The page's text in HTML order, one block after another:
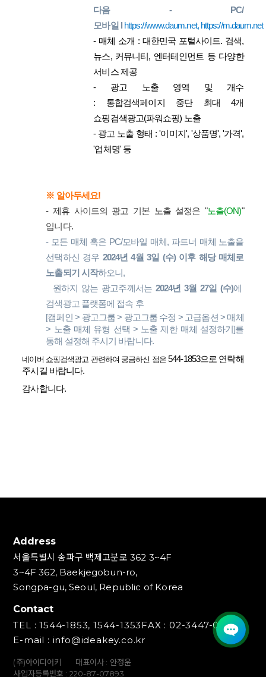
다음 - PC/
모바일
https://www.daum.net, https://m.daum.net
- 매체 소개 : 대한민국 포털사이트. 검색,
뉴스, 커뮤니티, 엔터테인먼트 등 다양한
서비스 제공
- 광고 노출 영역 및 개수
: 통합검색페이지 중단 최대 4개
쇼핑검색광고(파워쇼핑) 노출
- 광고 노출 형태 :'이미지', '상품명', '가격',
'업체명' 등
※ 알아두세요!
- 제휴 사이트의 광고 기본 노출 설정은 "노출(ON)"
입니다.
- 모든 매체 혹은 PC/모바일 매체, 파트너 매체 노출을
선택하신 경우 2024년 4월 3일 (수) 이후 해당 매체로
노출되기 시작하오니,
원하지 않는 광고주께서는 2024년 3월 27일 (수)에
검색광고 플랫폼에 접속 후
[캠페인 > 광고그룹 > 광고그룹 수정 > 고급옵션 > 매체
> 노출 매체 유형 선택 > 노출 제한 매체 설정하기]를
통해 설정해 주시기 바랍니다.
네이버 쇼핑검색광고 관련하여 궁금하신 점은544-1853으로 연락해
주시길 바랍니다.
감사합니다.
Address
서울특별시 송파구 백제고분로 362 3~4F
3~4F 362, Baekjegobun-ro,
Songpa-gu, Seoul, Republic of Korea
Contact
TEL : 1544-1853, 1544-1353FAX : 02-3447-0700
E-mail : info@ideakey.co.kr
(주)아이디어키
대표이사 : 안정윤
사업자등록번호 : 220‍-87-07893